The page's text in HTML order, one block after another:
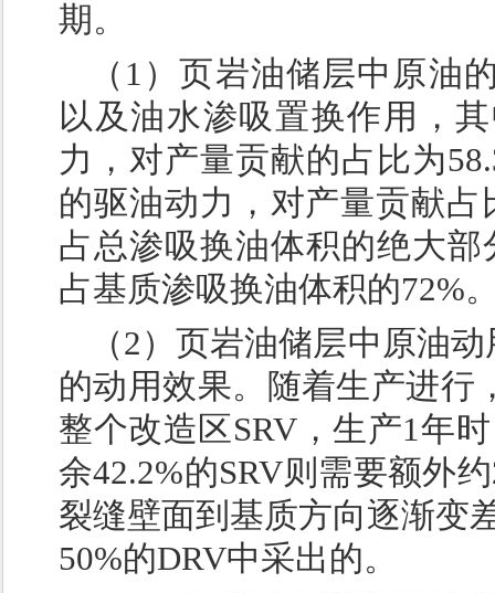
期。
（1）页岩油储层中原油
以及油水渗吸置换作用，
力，对产量贡献的占比为
的驱油动力，对产量贡献
占总渗吸换油体积的绝大
占基质渗吸换油体积的72%
（2）页岩油储层中原油
的动用效果。随着生产进行
整个改造区SRV，生产1年
余42.2%的SRV则需要额外
裂缝壁面到基质方向逐渐变
50%的DRV中采出的。